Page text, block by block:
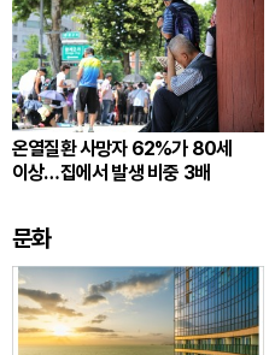
온열질환 사망자 62%가 80세
이상…집에서 발생 비중 3배
문화